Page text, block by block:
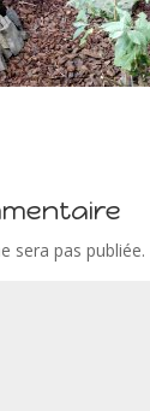
sera pas publiée.